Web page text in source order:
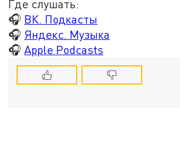
Где слушать:
🎧 ВК. Подкасты
🎧 Яндекс. Музыка
🎧 Apple Podcasts